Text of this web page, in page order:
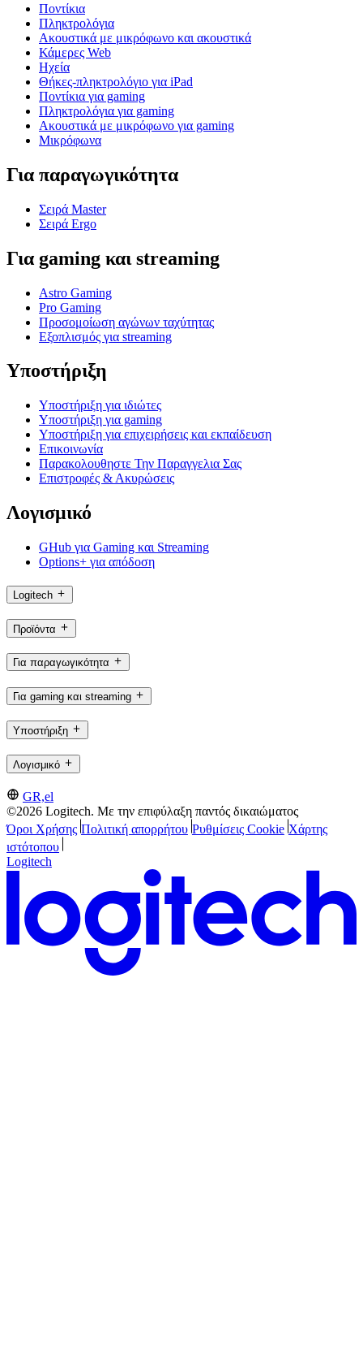
Ποντίκια
Πληκτρολόγια
Ακουστικά με μικρόφωνο και ακουστικά
Κάμερες Web
Ηχεία
Θήκες-πληκτρολόγιο για iPad
Ποντίκια για gaming
Πληκτρολόγια για gaming
Ακουστικά με μικρόφωνο για gaming
Μικρόφωνα
Για παραγωγικότητα
Σειρά Master
Σειρά Ergo
Για gaming και streaming
Astro Gaming
Pro Gaming
Προσομοίωση αγώνων ταχύτητας
Εξοπλισμός για streaming
Υποστήριξη
Υποστήριξη για ιδιώτες
Υποστήριξη για gaming
Υποστήριξη για επιχειρήσεις και εκπαίδευση
Επικοινωνία
Παρακολουθηστε Την Παραγγελια Σας
Επιστροφές & Ακυρώσεις
Λογισμικό
GHub για Gaming και Streaming
Options+ για απόδοση
Logitech
Προϊόντα
Για παραγωγικότητα
Για gaming και streaming
Υποστήριξη
Λογισμικό
GR,el
©2026 Logitech. Με την επιφύλαξη παντός δικαιώματος
Όροι Χρήσης Πολιτική απορρήτου Ρυθμίσεις Cookie Χάρτης
ιστότοπου
Logitech